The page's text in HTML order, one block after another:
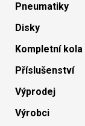
Pneumatiky
Disky
Kompletní kola
Příslušenství
Výprodej
Výrobci